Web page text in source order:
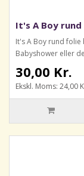
It's A Boy
It's A Boy rund folie
Babyshower eller
30,00 Kr.
Ekskl. Moms: 24,00